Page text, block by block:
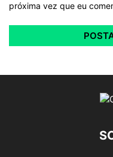
próxima vez que eu